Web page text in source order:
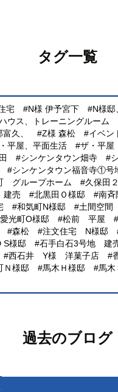
タグ一覧
宅 N様 伊予宮下
N様邸
ウス、トレーニングルーム
久、 Z様 森松 イベン
平屋、平面生活
ザ・平
シンケンタウン畑寺
シンケンタウン福音寺①号
グループホーム 久保田２
売
北黒田Ｏ様邸 南斉
和気町N様邸 土間空間
愛光町O様邸 松前 平屋
森松 注文住宅 N様邸
S様邸 石手白石3号地 建
西石井 Y様 洋菓子店
Ｎ様邸 馬木Ｈ様邸 馬木
過去のブログ